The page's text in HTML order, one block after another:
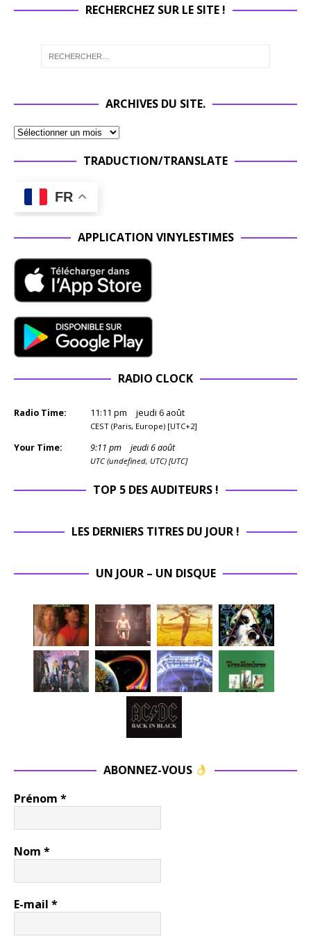
RECHERCHEZ SUR LE SITE !
ARCHIVES DU SITE.
TRADUCTION/TRANSLATE
FR
APPLICATION VINYLESTIMES
RADIO CLOCK
Radio Time: 11:11 pm jeudi 6 août
CEST (Paris, Europe) [UTC+2]
Your Time: 9:11 pm jeudi 6 août
UTC (undefined, UTC) [UTC]
TOP 5 DES AUDITEURS !
LES DERNIERS TITRES DU JOUR !
UN JOUR – UN DISQUE
ABONNEZ-VOUS
Prénom *
Nom *
E-mail *